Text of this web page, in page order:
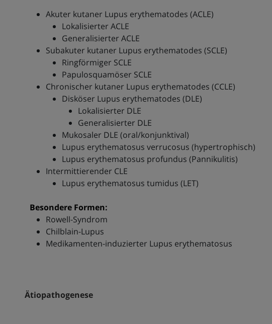
Akuter kutaner Lupus erythematodes (ACLE)
Lokalisierter ACLE
Generalisierter ACLE
Subakuter kutaner Lupus erythematodes (SCLE)
Ringförmiger SCLE
Papulosquamöser SCLE
Chronischer kutaner Lupus erythematodes (CCLE)
Disköser Lupus erythematodes (DLE)
Lokalisierter DLE
Generalisierter DLE
Mukosaler DLE (oral/konjunktival)
Lupus erythematosus verrucosus (hypertrophisch)
Lupus erythematosus profundus (Pannikulitis)
Intermittierender CLE
Lupus erythematosus tumidus (LET)
Besondere Formen:
Rowell-Syndrom
Chilblain-Lupus
Medikamenten-induzierter Lupus erythematosus
Ätiopathogenese